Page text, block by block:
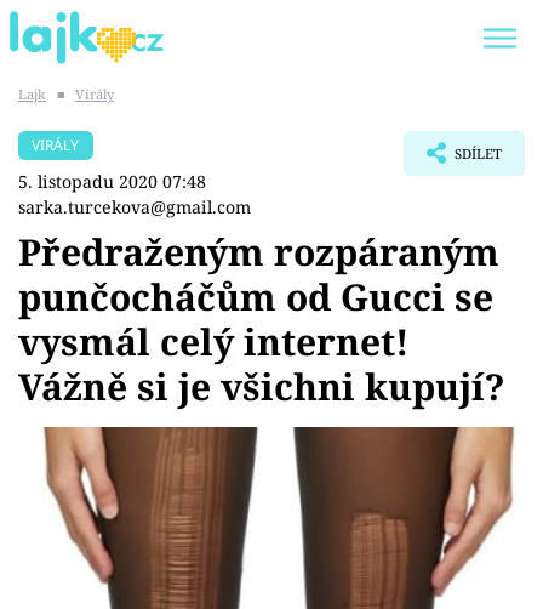
SHOPAHOLICADEL
Témata
Showbyznys
Youtubeři
Virály
Sex a vztahy
Lajk ■ Virály
VIRÁLY
5. listopadu 2020 07:48
sarka.turcekova@gmail.com
SDÍLET
Předraženým rozpáraným
punčocháčům od Gucci se
vysmál celý internet!
Vážně si je všichni kupují?